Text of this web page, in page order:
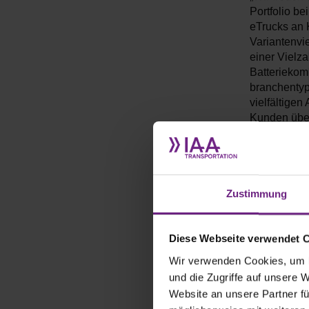
Zustimmung
Diese Webseite verwendet
Wir verwenden Cookies,
und die Zugriffe auf unsere
Website an unsere Partner
Portfolio
eTrucks an
einer
vielfältigen
Kunden
anderem
Maxus,
Here,
auf der
Defined